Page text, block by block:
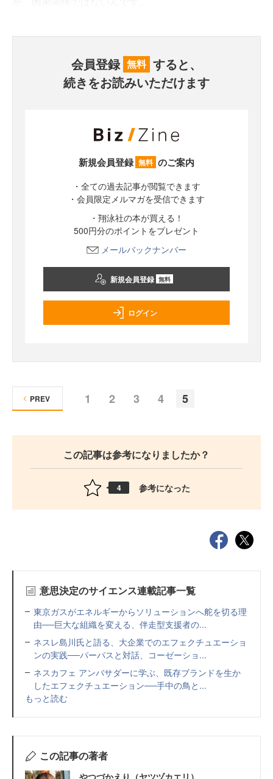
会員登録 無料 すると、
続きをお読みいただけます
新規会員登録 無料 のご案内
・全ての過去記事が閲覧できます
・会員限定メルマガを受信できます
・翔泳社の本が買える！
500円分のポイントをプレゼント
メールバックナンバー
新規会員登録 無料
ログイン
1 2 3 4 5
PREV
この記事は参考になりましたか？
4 参考になった
意思決定のサイエンス連載記事一覧
東京ガスがエネルギーからソリューションへ舵を切る理
由──巨大な組織を変える、伴走型支援者の...
ネスレ島川氏と語る、大企業でのエフェクチュエーショ
ンの実践──パーパスと対話、コーゼーショ...
ネスカフェ アンバサダーに学ぶ、既存ブランドを生か
したエフェクチュエーション──手中の鳥と...
もっと読む
この記事の著者
やつづかえり（ヤツヅカエリ）